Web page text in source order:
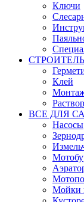
Ключи
Клей
ВСЕ ДЛЯ
Насосы
Мойки